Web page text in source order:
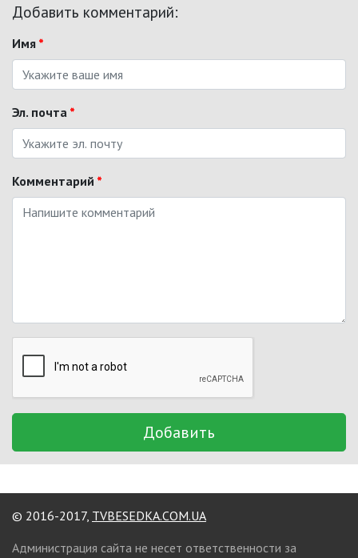
Добавить комментарий:
Имя *
Эл. почта *
Комментарий *
Добавить
© 2016-2017, TVBESEDKA.COM.UA
Администрация сайта не несет ответственности за